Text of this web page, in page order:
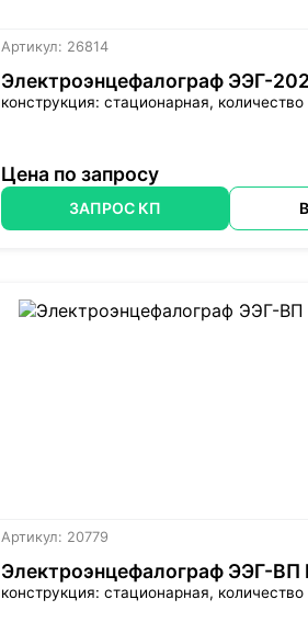
Артикул: 26814
Электроэнцефалограф ЭЭГ-
конструкция: стационарная,
Цена по запросу
ЗАПРОС КП
Артикул: 20779
Электроэнцефалограф ЭЭГ-
конструкция: стационарная, количество